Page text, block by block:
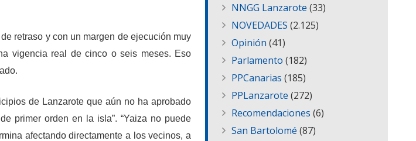
retraso y con un margen de ejecución muy
vigencia real de cinco o seis meses. Eso
de Lanzarote que aún no ha aprobado
primer orden en la isla”. “Yaiza no puede
afectando directamente a los vecinos, a
NNGG Lanzarote (33)
NOVEDADES (2.125)
Opinión (41)
Parlamento (182)
PPCanarias (185)
PPLanzarote (272)
Recomendaciones (6)
San Bartolomé (87)